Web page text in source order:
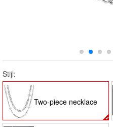
Stijl:
Two-piece necklace